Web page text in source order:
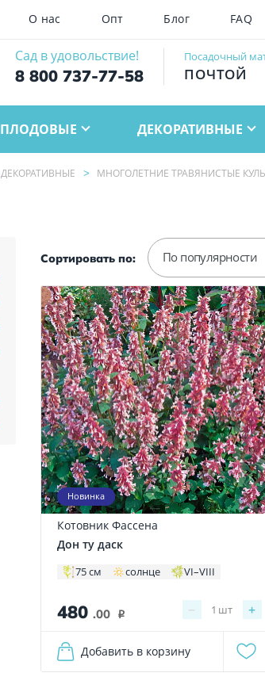
О нас Опт Блог FAQ
Сад в удовольствие!
8 800 737-77-58
Посадочный
ПОЧТОЙ
ПЛОДОВЫЕ ДЕКОРАТИВНЫЕ
ДЕКОРАТИВНЫЕ МНОГОЛЕТНИЕ ТРАВЯНИСТЫЕ
Сортировать по: По популярности
Новинка
Котовник Фассена
Дон ту даск
75 см солнце VI–VIII
480 .00 i − +
1 шт
Добавить в корзину